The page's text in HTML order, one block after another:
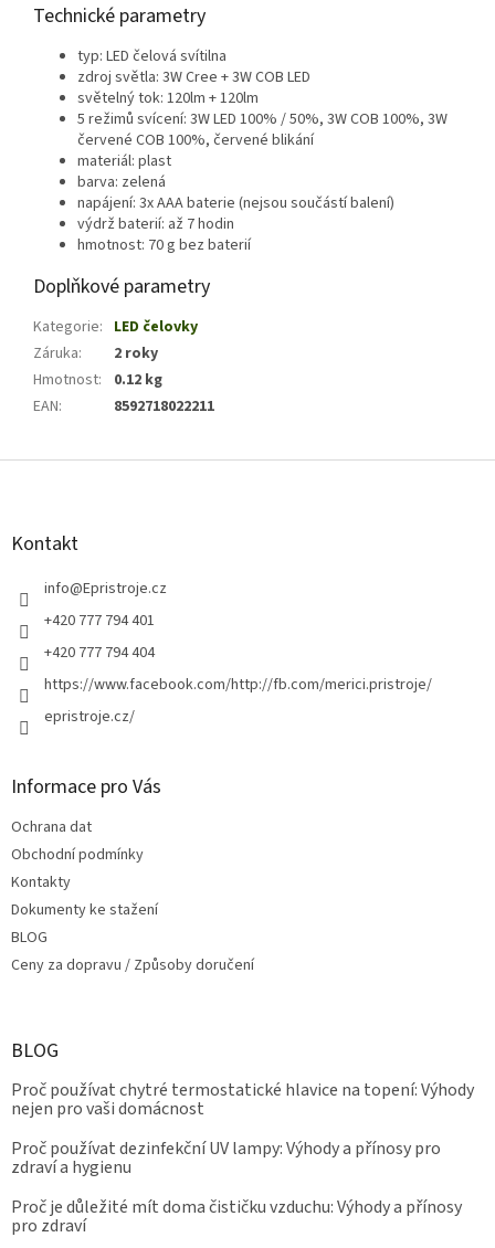
Technické parametry
typ: LED čelová svítilna
zdroj světla: 3W Cree + 3W COB LED
světelný tok: 120lm + 120lm
5 režimů svícení: 3W LED 100% / 50%, 3W COB 100%, 3W
červené COB 100%, červené blikání
materiál: plast
barva: zelená
napájení: 3x AAA baterie (nejsou součástí balení)
výdrž baterií: až 7 hodin
hmotnost: 70 g bez baterií
Doplňkové parametry
Kategorie: LED čelovky
Záruka:
2 roky
Hmotnost:
0.12 kg
EAN: 8592718022211
Z
Kontakt
info@Epristroje.cz
+420 777 794 401
+420 777 794 404
https://www.facebook.com/http://fb.com/merici.pristroje/
epristroje.cz/
Informace pro Vás
Ochrana dat
Obchodní podmínky
Kontakty
Dokumenty ke stažení
BLOG
Ceny za dopravu / Způsoby doručení
BLOG
Proč používat chytré termostatické hlavice na topení: Výhody
nejen pro vaši domácnost
Proč používat dezinfekční UV lampy: Výhody a přínosy pro
zdraví a hygienu
Proč je důležité mít doma čističku vzduchu: Výhody a přínosy
pro zdraví